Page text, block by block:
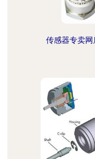
传感器专卖